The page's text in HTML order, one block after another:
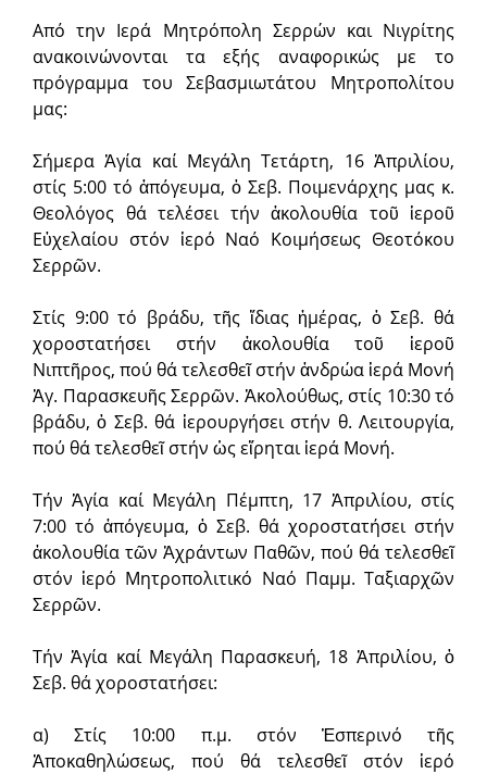
Από την Ιερά Μητρόπολη Σερρών και Νιγρίτης
ανακοινώνονται τα εξής αναφορικώς με το
πρόγραμμα του Σεβασμιωτάτου Μητροπολίτου
μας:
Σήμερα Ἁγία καί Μεγάλη Τετάρτη, 16 Ἀπριλίου,
στίς 5:00 τό ἀπόγευμα, ὁ Σεβ. Ποιμενάρχης μας κ.
Θεολόγος θά τελέσει τήν ἀκο­λουθία τοῦ ἱεροῦ
Εὐχελαίου στόν ἱερό Ναό Κοιμήσεως Θεοτόκου
Σερρῶν.
Στίς 9:00 τό βράδυ, τῆς ἴδιας ἡμέρας, ὁ Σεβ. θά
χοροστατήσει στήν ἀκολουθία τοῦ ἱεροῦ
Νιπτῆρος, πού θά τελεσθεῖ στήν ἀνδρώα ἱερά Μονή
Ἁγ. Παρασκευῆς Σερρῶν. Ἀκολούθως, στίς 10:30 τό
βράδυ, ὁ Σεβ. θά ἱερουργήσει στήν θ. Λειτουργία,
πού θά τελεσθεῖ στήν ὡς εἴρηται ἱερά Μονή.
Τήν Ἁγία καί Μεγάλη Πέμπτη, 17 Ἀπριλίου, στίς
7:00 τό ἀπόγευμα, ὁ Σεβ. θά χοροστατήσει στήν
ἀκο­λουθία τῶν Ἀχράντων Παθῶν, πού θά τελε­σθεῖ
στόν ἱερό Μητροπολιτικό Ναό Παμμ. Ταξιαρχῶν
Σερρῶν.
Τήν Ἁγία καί Μεγάλη Παρασκευή, 18 Ἀπριλίου, ὁ
Σεβ. θά χοροστατήσει:
α) Στίς 10:00 π.μ. στόν Ἑσπερινό τῆς
Ἀποκαθηλώσεως, πού θά τελεσθεῖ στόν ἱερό